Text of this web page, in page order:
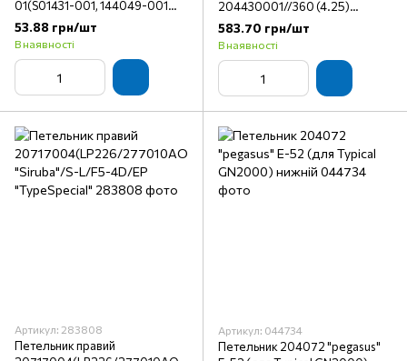
01(S01431-001, 144049-001
"E")// Brother B511E
53.88 грн/шт
В наявності
204430001//360 (4.25)
"Typical"
583.70 грн/шт
В наявності
Артикул: 283808
Петельник правий
Артикул: 044734
Петельник 204072 "pegasus"